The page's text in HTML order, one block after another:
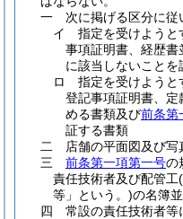
一
次に掲げる区分に
イ
指定を受けよう
事項証明書、経歴書
に該当しないことを
ロ
指定を受けよう
登記事項証明書、定
める書類及び前条第
証する書類
二
店舗の平面図及び
三
前条第一項第一号の
責任技術者及び配管工(
等」という。)の名簿
四
常設の責任技術者等